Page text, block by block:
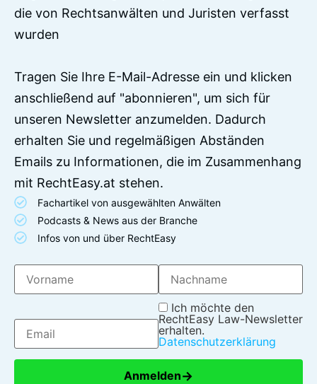
die von Rechtsanwälten und Juristen verfasst
wurden
Tragen Sie Ihre E-Mail-Adresse ein und klicken
anschließend auf "abonnieren", um sich für
unseren Newsletter anzumelden. Dadurch
erhalten Sie und regelmäßigen Abständen
Emails zu Informationen, die im Zusammenhang
mit RechtEasy.at stehen.
Fachartikel von ausgewählten Anwälten
Podcasts & News aus der Branche
Infos von und über RechtEasy
Ich möchte den
RechtEasy Law-Newsletter
erhalten.
Datenschutzerklärung
Anmelden→